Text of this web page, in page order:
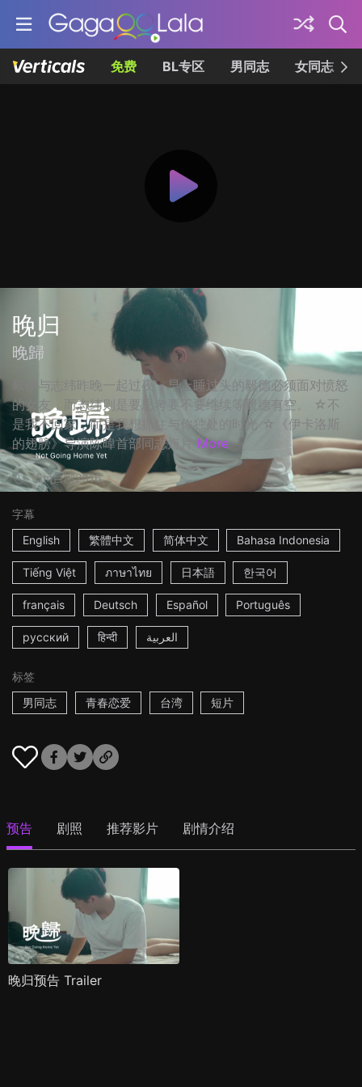
免费 BL专区 男同志 女同志
晚归
晚歸
毅德与志纬昨晚一起过夜，早上睡过头的毅德必须面对愤怒
的女友，而志纬则是要思考要不要继续等毅德有空。 ☆不
是我不回家，而是我想抓住与你独处的时光 ☆《伊卡洛斯
的翅膀》导演陈暐首部同志短片
More
15m台湾2016
字幕
English
繁體中文 简体中文 Bahasa Indonesia
Tiếng Việt ภาษาไทย 日本語 한국어
français Deutsch Español Português
русский हिन्दी العربية
标签
男同志
青春恋爱 台湾 短片
预告 剧照 推荐影片 剧情介绍
晚归预告 Trailer